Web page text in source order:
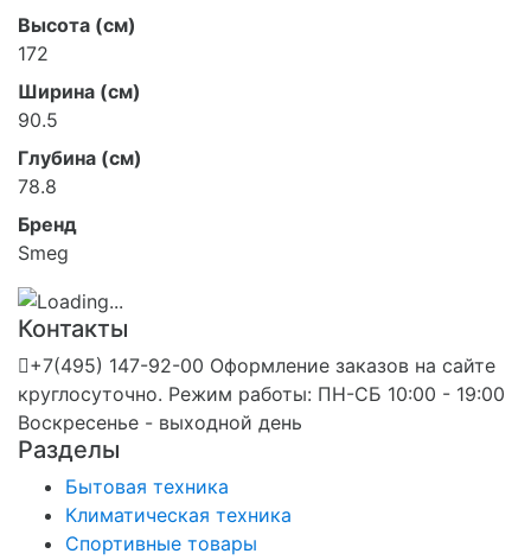
Высота (см)
172
Ширина (см)
90.5
Глубина (см)
78.8
Бренд
Smeg
Контакты
+7(495) 147-92-00 Оформление заказов на сайте
круглосуточно. Режим работы: ПН-СБ 10:00 - 19:00
Воскресенье - выходной день
Разделы
Бытовая техника
Климатическая техника
Спортивные товары